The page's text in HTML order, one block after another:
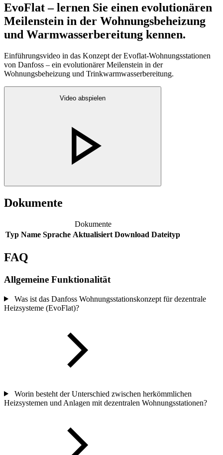
EvoFlat – lernen Sie einen evolutionären
Meilenstein in der Wohnungsbeheizung
und Warmwasserbereitung kennen.
Einführungsvideo in das Konzept der Evoflat-Wohnungsstationen
von Danfoss – ein evolutionärer Meilenstein in der
Wohnungsbeheizung und Trinkwarmwasserbereitung.
Video abspielen
Dokumente
Dokumente
Typ Name Sprache Aktualisiert Download Dateityp
FAQ
Allgemeine Funktionalität
Was ist das Danfoss Wohnungsstationskonzept für dezentrale
Heizsysteme (EvoFlat)?
Worin besteht der Unterschied zwischen herkömmlichen
Heizsystemen und Anlagen mit dezentralen Wohnungsstationen?